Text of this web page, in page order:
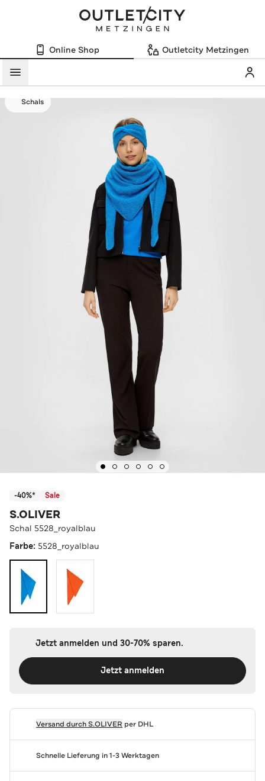
Online Shop Outletcity Metzingen
Menü
Schals
-40%* Sale
S.OLIVER
Schal 5528_royalblau
Farbe: 5528_royalblau
Jetzt anmelden und 30-70% sparen.
Jetzt anmelden
Versand durchS.OLIVER per DHL
Schnelle Lieferung in 1-3 Werktagen